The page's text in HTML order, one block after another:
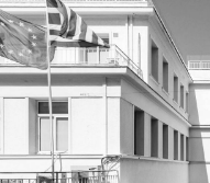
ΕΞΕΤΑΣΕΙΣ
ΣΠΟΥΔΕΣ
ΣΥΝΕΡΓΕΙΕΣ
ΒΙΒΛΙΟΘΗΚΗ